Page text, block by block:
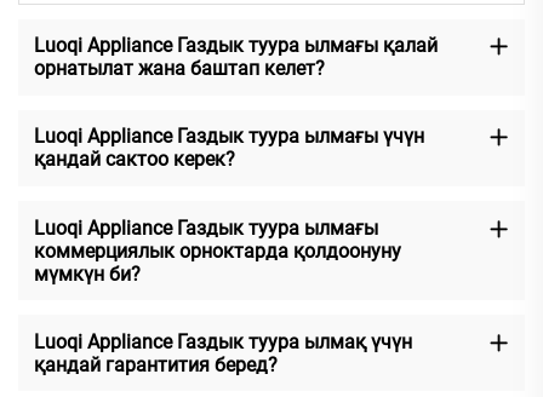
Luoqi Appliance Газдык туура ылмағы қалай
орнатылат жана баштап келет?
Luoqi Appliance Газдык туура ылмағы үчүн
қандай сактоо керек?
Luoqi Appliance Газдык туура ылмағы
коммерциялык орноктарда қолдоонуну
мүмкүн би?
Luoqi Appliance Газдык туура ылмақ үчүн
қандай гарантития беред?